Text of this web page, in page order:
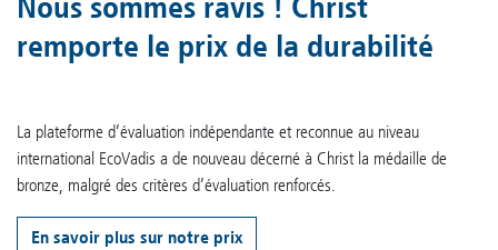
Nous sommes ravis ! Christ
remporte le prix de la durabilité
La plateforme d’évaluation indépendante et reconnue au niveau
international EcoVadis a de nouveau décerné à Christ la médaille de
bronze, malgré des critères d’évaluation renforcés.
En savoir plus sur notre prix